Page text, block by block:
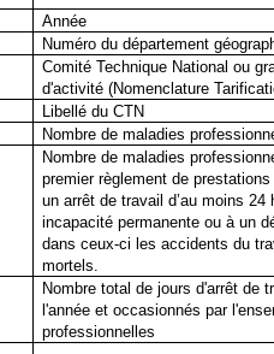
Année
Numéro du département
Comité Technique National ou
d'activité (Nomenclature
Libellé du CTN
Nombre de maladies
Nombre de maladies
premier règlement de
un arrêt de travail d’au moins 24
incapacité permanente ou à un
dans ceux-ci les accidents du
mortels.
Nombre total de jours d'arrêt de
l'année et occasionnés par
professionnelles